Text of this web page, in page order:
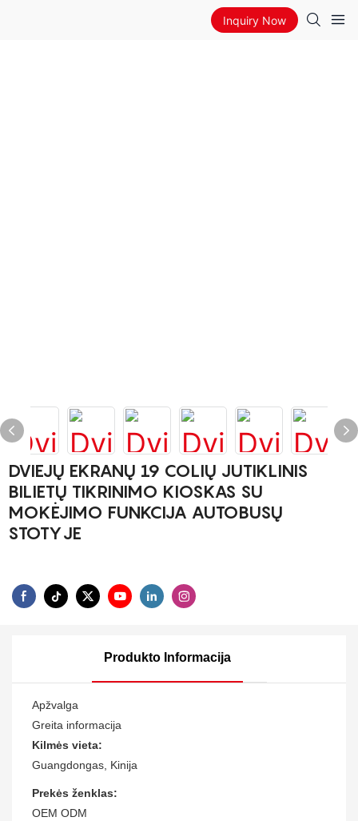
Inquiry Now
DVIEJŲ EKRANŲ 19 COLIŲ JUTIKLINIS
BILIETŲ TIKRINIMO KIOSKAS SU
MOKĖJIMO FUNKCIJA AUTOBUSŲ
STOTYJE
Produkto Informacija
Apžvalga
Greita informacija
Kilmės vieta:
Guangdongas, Kinija
Prekės ženklas:
OEM ODM